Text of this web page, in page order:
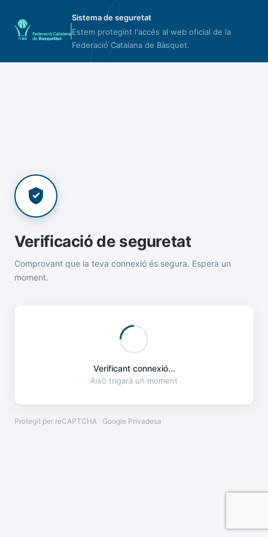
Sistema de seguretat
Estem protegint l'accés al web oficial de la
Federació Catalana de Bàsquet.
Verificació de seguretat
Comprovant que la teva connexió és segura. Espera un
moment.
Verificant connexió...
Això trigarà un moment
Protegit per reCAPTCHA · Google Privadesa